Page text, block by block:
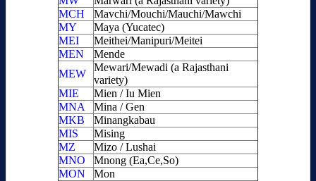
MCH
Mavchi/Mouchi/Mauchi/Mawchi
MY
Maya (Yucatec)
MEI
Meithei/Manipuri/Meitei
MEN
Mende
MEW
Mewari/Mewadi (a Rajasthani
variety)
MIE
Mien / Iu Mien
MNA
Mina / Gen
MKB
Minangkabau
MIS
Mising
MZ
Mizo / Lushai
MNO
Mnong (Ea,Ce,So)
MON
Mon